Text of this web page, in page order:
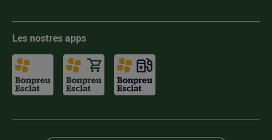
Les nostres apps